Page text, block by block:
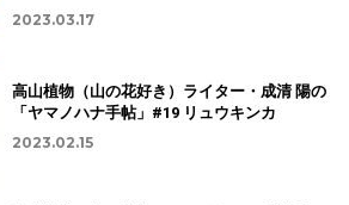
2023.03.17
高山植物（山の花好き）ライター・成清 陽の
「ヤマノハナ手帖」#19 リュウキンカ
2023.02.15